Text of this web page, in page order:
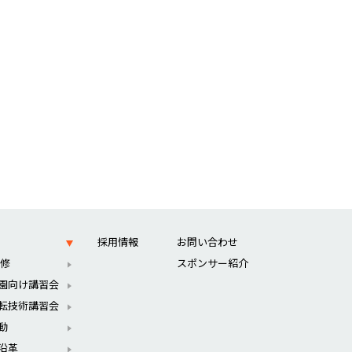
向け講習会
技術講習会
革
採用情報
お問い合わせ
スポンサー紹介